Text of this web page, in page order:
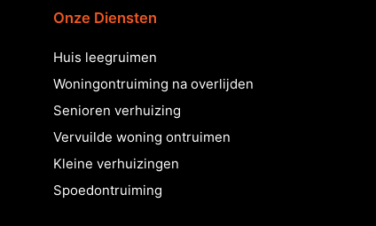
Onze Diensten
Huis leegruimen
Woningontruiming na overlijden
Senioren verhuizing
Vervuilde woning ontruimen
Kleine verhuizingen
Spoedontruiming